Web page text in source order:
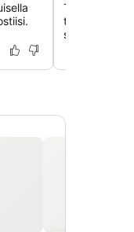
Tutustu
tunnetun
sijaitsevan